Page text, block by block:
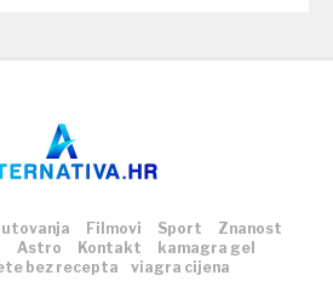
Filmovi Sport
Znanost
Astro Kontakt
kamagra gel
bez recepta
viagra cijena